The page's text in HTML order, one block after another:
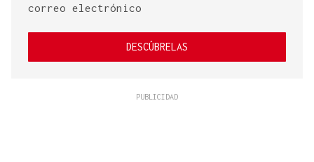
correo electrónico
DESCÚBRELAS